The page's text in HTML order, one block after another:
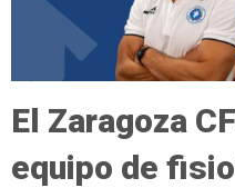
El Zaragoza
equipo de